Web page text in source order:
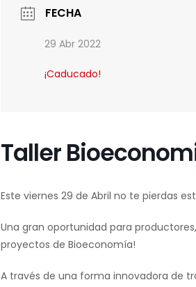
FECHA
29 Abr 2022
¡Caducado!
Taller
Este viernes 29 de Abril no te pierdas
Una gran oportunidad para
proyectos de Bioeconomía!
A través de una forma innovadora de